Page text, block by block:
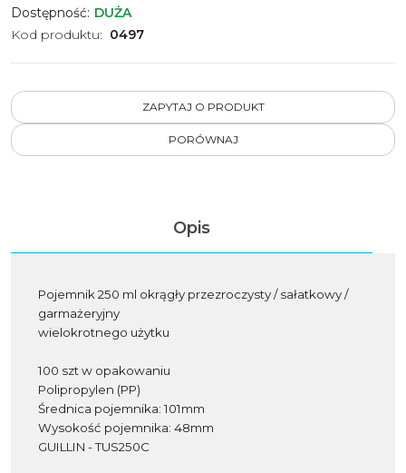
Dostępność: DUŻA
Kod produktu: 0497
ZAPYTAJ O PRODUKT
PORÓWNAJ
Opis
Pojemnik 250 ml okrągły przezroczysty / sałatkowy /
garmażeryjny
wielokrotnego użytku
100 szt w opakowaniu
Polipropylen (PP)
Średnica pojemnika: 101mm
Wysokość pojemnika: 48mm
GUILLIN - TUS250C